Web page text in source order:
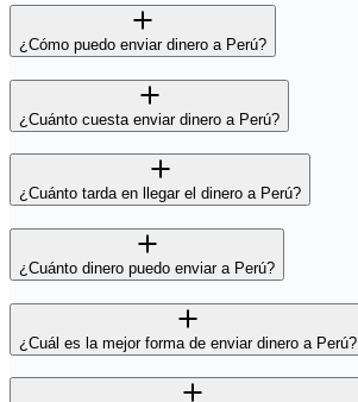
¿Cómo puedo enviar dinero a Perú?
¿Cuánto cuesta enviar dinero a Perú?
¿Cuánto tarda en llegar el dinero a Perú?
¿Cuánto dinero puedo enviar a Perú?
¿Cuál es la mejor forma de enviar dinero a Perú?